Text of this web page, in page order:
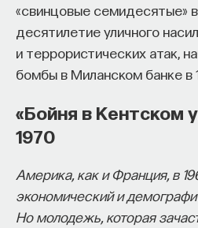
«свинцовые семидесятые»
десятилетие уличного
и террористических атак,
бомбы в Миланском банке в
«Бойня в Кентском
1970
Америка, как и Франция, в
экономический и
Но молодежь, которая